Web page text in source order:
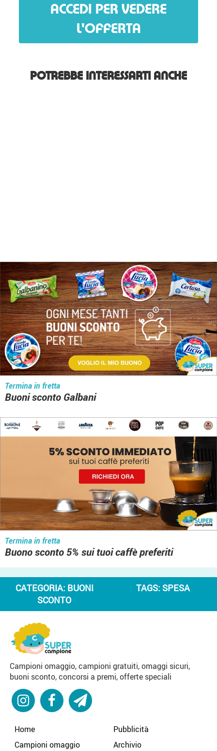
ACCEDI PER VEDERE
L'OFFERTA
POTREBBE INTERESSARTI ANCHE
Termina in fretta
Buoni sconto Galbani
Termina in fretta
Buono sconto 5% sui tuoi caffè preferiti
CATEGORIA: BUONI
SCONTO
TAGS: SPESA
Campioni omaggio, campioni gratuiti, omaggi sicuri,
buoni sconto, concorsi a premi, offerte speciali
Home
Campioni omaggio
Pubblicità
Archivio